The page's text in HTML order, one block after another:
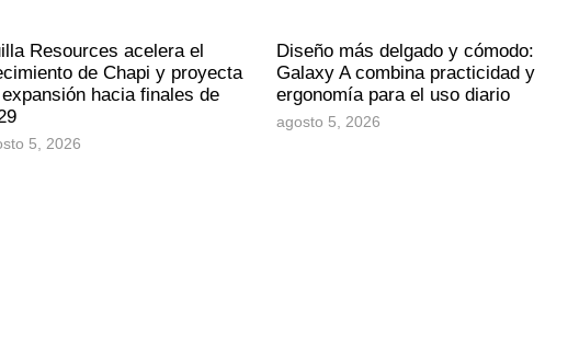
Resources acelera el
de Chapi y proyecta
hacia finales de
5, 2026
Diseño más delgado y cómodo:
Galaxy A combina practicidad y
ergonomía para el uso diario
agosto 5, 2026